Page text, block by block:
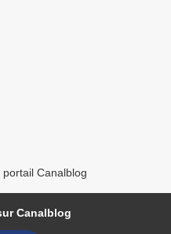
Canalblog
Canalblog